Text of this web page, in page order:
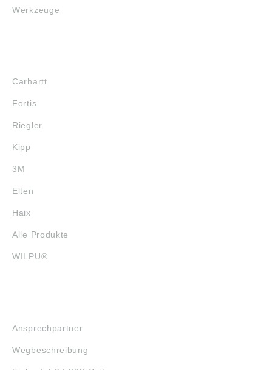
Werkzeuge
Carhartt
Fortis
Riegler
Kipp
3M
Elten
Haix
Alle Produkte
WILPU®
Ansprechpartner
Wegbeschreibung